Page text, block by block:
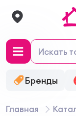
Бренды
Главная